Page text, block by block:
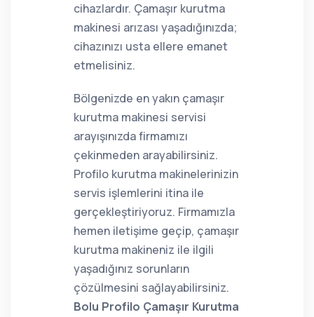
cihazlardır. Çamaşır kurutma
makinesi arızası yaşadığınızda;
cihazınızı usta ellere emanet
etmelisiniz.
Bölgenizde en yakın çamaşır
kurutma makinesi servisi
arayışınızda firmamızı
çekinmeden arayabilirsiniz.
Profilo kurutma makinelerinizin
servis işlemlerini itina ile
gerçekleştiriyoruz. Firmamızla
hemen iletişime geçip, çamaşır
kurutma makineniz ile ilgili
yaşadığınız sorunların
çözülmesini sağlayabilirsiniz.
Bolu Profilo Çamaşır Kurutma